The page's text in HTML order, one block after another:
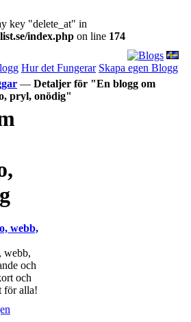
key "delete_at" in
index.php on line 174
Hur det Fungerar Skapa egen Blogg
— Detaljer för "En blogg om
pryl, onödig"
webb,
webb,
och
och
för alla!